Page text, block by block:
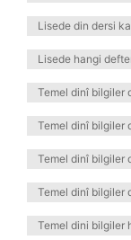
Lisede din dersi
Lisede hangi
Temel dinî bilgiler
Temel dinî bilgiler
Temel dinî bilgiler
Temel dinî bilgiler
Temel dini bilgiler